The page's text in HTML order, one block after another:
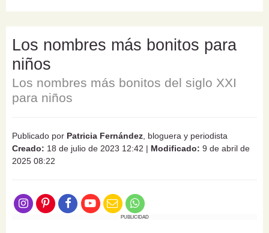
Los nombres más bonitos para
niños
Los nombres más bonitos del siglo XXI
para niños
Publicado por Patricia Fernández , bloguera y periodista
Creado: 18 de julio de 2023 12:42 | Modificado: 9 de abril de
2025 08:22
PUBLICIDAD